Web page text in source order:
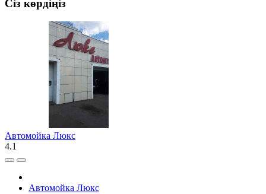
Сіз көрдіңіз
Автомойка Люкс
4.1
Автомойка Люкс